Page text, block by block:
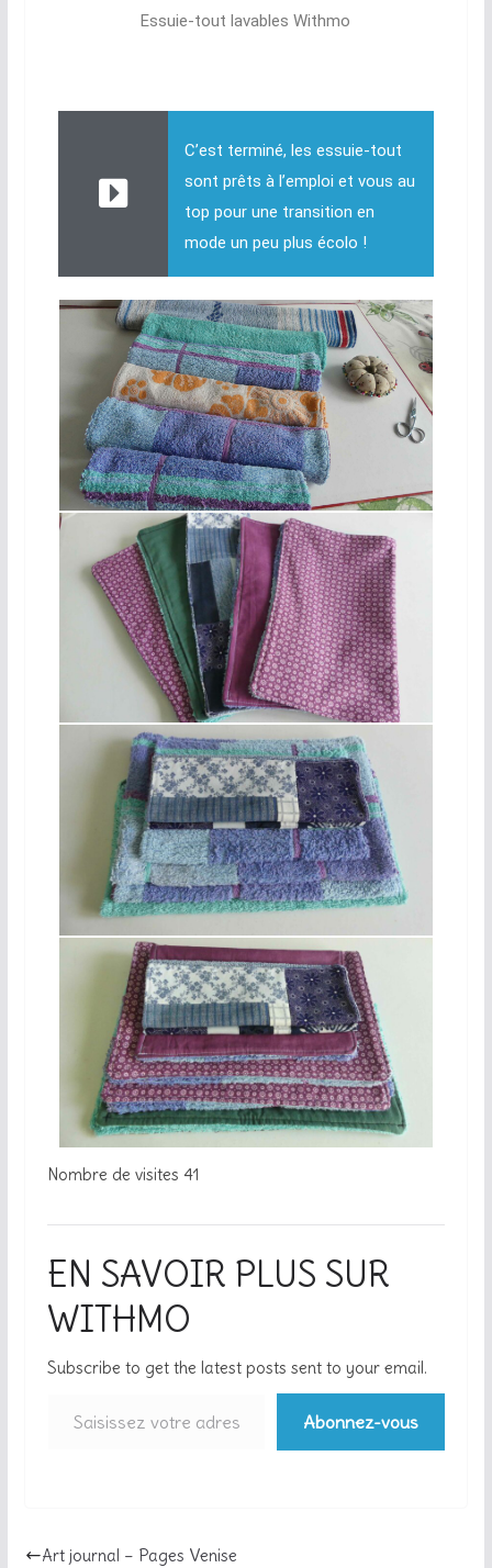
Essuie-tout lavables Withmo
C’est terminé, les essuie-tout
sont prêts à l’emploi et vous au
top pour une transition en
mode un peu plus écolo !
Nombre de visites 41
EN SAVOIR PLUS SUR
WITHMO
Subscribe to get the latest posts sent to your email.
Abonnez-vous
Art journal – Pages Venise